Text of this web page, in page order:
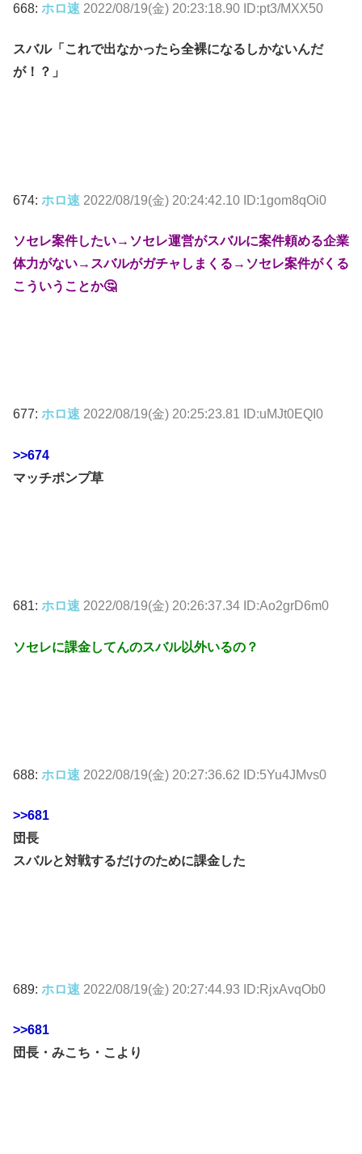
668: ホロ速 2022/08/19(金) 20:23:18.90 ID:pt3/MXX50
スバル「これで出なかったら全裸になるしかないんだ
が！？」
674: ホロ速 2022/08/19(金) 20:24:42.10 ID:1gom8qOi0
ソセレ案件したい→ソセレ運営がスバルに案件頼める企業
体力がない→スバルがガチャしまくる→ソセレ案件がくる
こういうことか🤔
677: ホロ速 2022/08/19(金) 20:25:23.81 ID:uMJt0EQI0
>>674
マッチポンプ草
681: ホロ速 2022/08/19(金) 20:26:37.34 ID:Ao2grD6m0
ソセレに課金してんのスバル以外いるの？
688: ホロ速 2022/08/19(金) 20:27:36.62 ID:5Yu4JMvs0
>>681
団長
スバルと対戦するだけのために課金した
689: ホロ速 2022/08/19(金) 20:27:44.93 ID:RjxAvqOb0
>>681
団長・みこち・こより